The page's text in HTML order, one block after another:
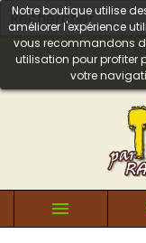
Notre boutique utilise
améliorer l'expérience
vous recommandons
utilisation pour profiter
votre
